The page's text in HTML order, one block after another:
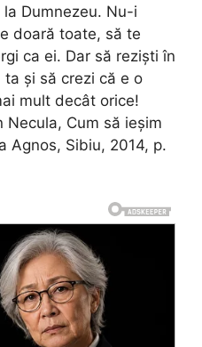
Dumnezeu. Nu-i
doară toate, să te
ca ei. Dar să reziști în
și să crezi că e o
mult decât orice!
Necula, Cum să ieșim
Agnos, Sibiu, 2014, p.